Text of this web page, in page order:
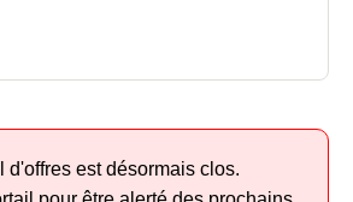
d'offres est désormais clos.